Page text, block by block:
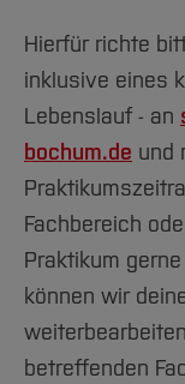
Hierfür richte
inklusive eines
Lebenslauf - an
bochum.de und
Fachbereich
Praktikum
können wir
betreffenden